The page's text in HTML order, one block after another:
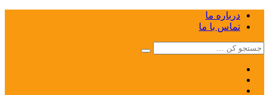
درباره ما
تماس با ما